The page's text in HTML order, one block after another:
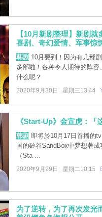
【10月新剧整理】新剧
喜剧、奇幻爱情、军事惊
韩剧 10月要到！因为有几部
多部啦！各种令人期待的阵
什么呢？
2020年9月30日 星期三13:44
《Start-Up》金宣虎：「
韩剧 即将於10月17日首播的
国的矽谷SandBox中梦想著
（Sta ...
2020年9月29日 星期二10:15
为了逆转，为了再次发光